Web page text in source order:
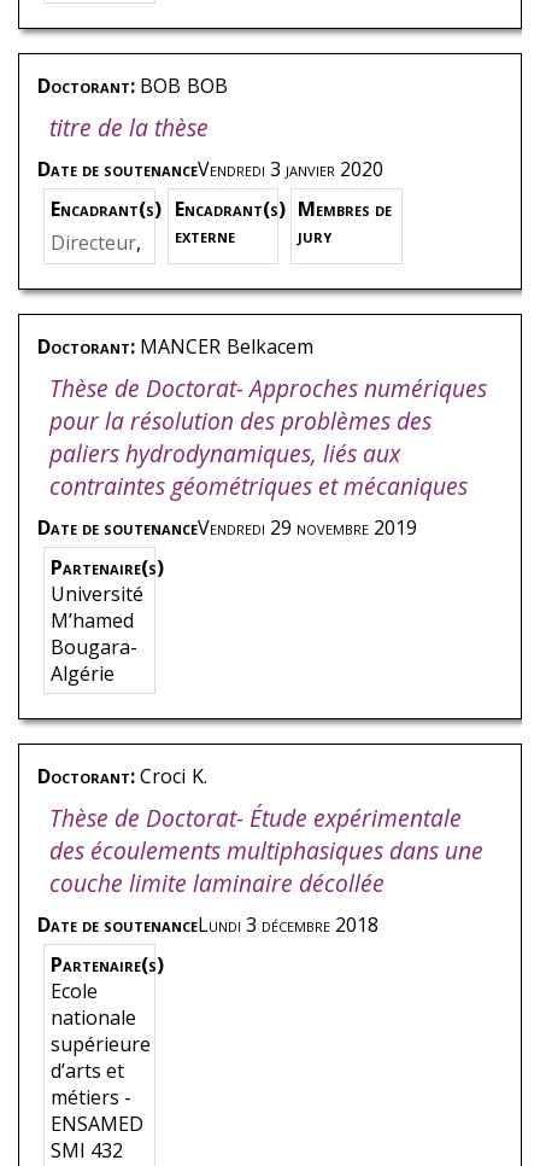
Doctorant: BOB BOB
titre de la thèse
Date de soutenanceVendredi 3 janvier 2020
Encadrant(s)
Directeur,
Nom,Pré
nom,Thè
hines à C
onversio
n d’Énergi
e
Encadrant(s)
externe
Membres de
jury
Doctorant: MANCER Belkacem
Thèse de Doctorat- Approches numériques
pour la résolution des problèmes des
paliers hydrodynamiques, liés aux
contraintes géométriques et mécaniques
Date de soutenanceVendredi 29 novembre 2019
Partenaire(s)
Université
M’hamed
Bougara-
Algérie
Doctorant:Croci K.
Thèse de Doctorat- Étude expérimentale
des écoulements multiphasiques dans une
couche limite laminaire décollée
Date de soutenanceLundi 3 décembre 2018
Partenaire(s)
Ecole
nationale
supérieure
d’arts et
métiers -
ENSAMED
SMI 432